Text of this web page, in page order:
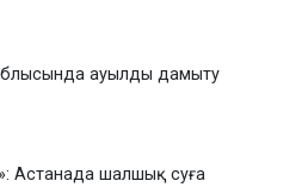
ауылды дамыту
Астанада шалшық суға